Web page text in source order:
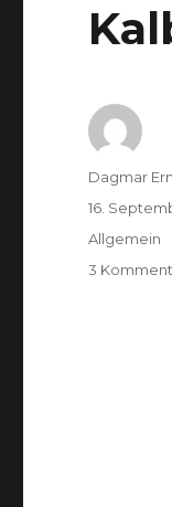
Autor
Dagmar
am
16.
Kategorien
Allgemein
3